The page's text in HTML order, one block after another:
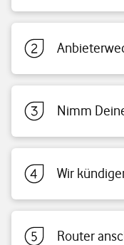
Nimm
Wir
Router